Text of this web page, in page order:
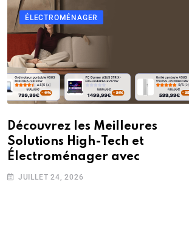
ÉLECTROMÉNAGER
Découvrez les Meilleures
Solutions High-Tech et
Électroménager avec
JUILLET 24, 2026